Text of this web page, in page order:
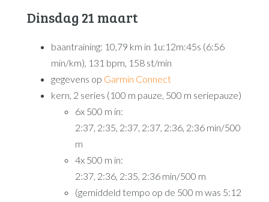
Dinsdag 21 maart
baantraining: 10,79 km in 1u:12m:45s (6:56
min/km), 131 bpm, 158 st/min
gegevens op Garmin Connect
kern, 2 series (100 m pauze, 500 m seriepauze)
6x 500 m in:
2:37, 2:35, 2:37, 2:37, 2:36, 2:36 min/500
m
4x 500 m in:
2:37, 2:36, 2:35, 2:36 min/500 m
(gemiddeld tempo op de 500 m was 5:12